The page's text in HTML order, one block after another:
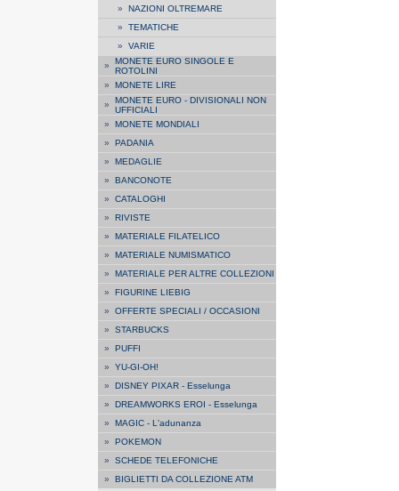
» NAZIONI OLTREMARE
» TEMATICHE
» VARIE
» MONETE EURO SINGOLE E
ROTOLINI
» MONETE LIRE
» MONETE EURO - DIVISIONALI NON
UFFICIALI
» MONETE MONDIALI
» PADANIA
» MEDAGLIE
» BANCONOTE
» CATALOGHI
» RIVISTE
» MATERIALE FILATELICO
» MATERIALE NUMISMATICO
» MATERIALE PER ALTRE COLLEZIONI
» FIGURINE LIEBIG
» OFFERTE SPECIALI / OCCASIONI
» STARBUCKS
» PUFFI
» YU-GI-OH!
» DISNEY PIXAR - Esselunga
» DREAMWORKS EROI - Esselunga
» MAGIC - L'adunanza
» POKEMON
» SCHEDE TELEFONICHE
» BIGLIETTI DA COLLEZIONE ATM